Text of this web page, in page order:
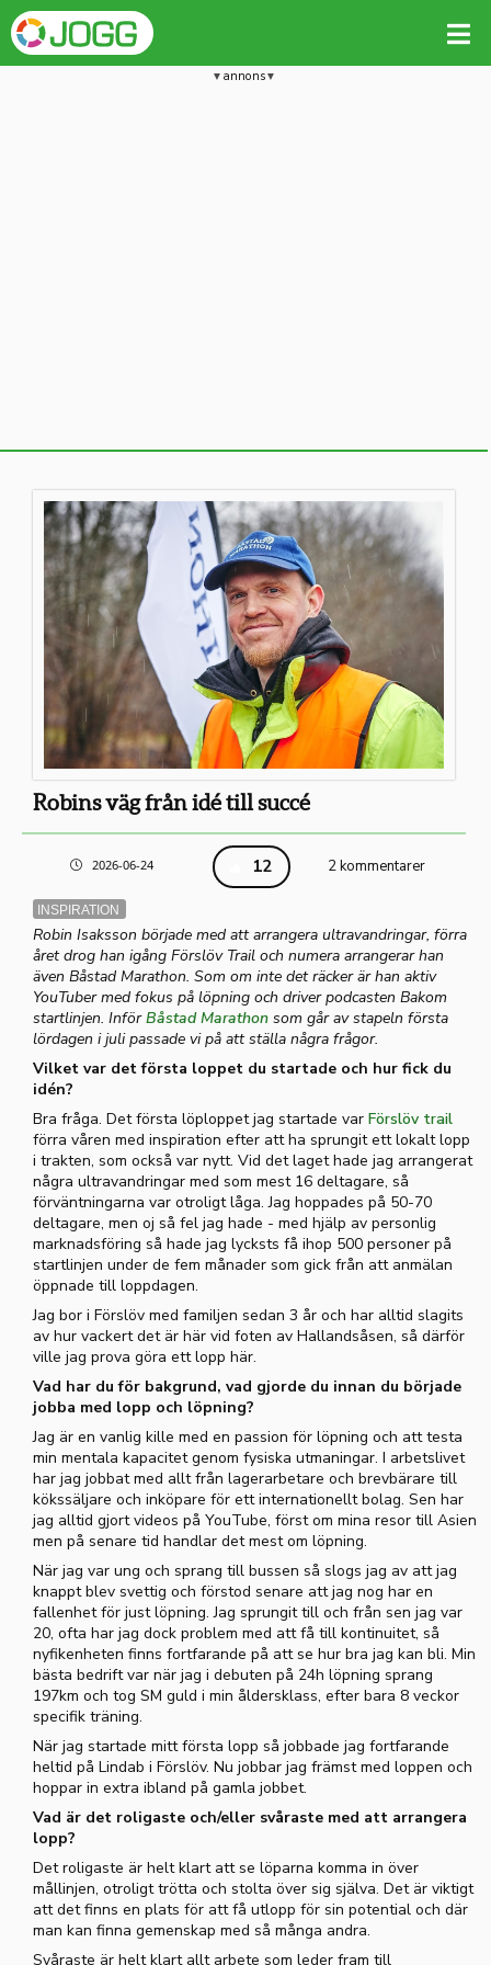
annons
Robins väg från idé till succé
2026-06-24 12 2 kommentarer
INSPIRATION
Robin Isaksson började med att arrangera ultravandringar, förra
året drog han igång Förslöv Trail och numera arrangerar han
även Båstad Marathon. Som om inte det räcker är han aktiv
YouTuber med fokus på löpning och driver podcasten Bakom
startlinjen. InförBåstad Marathon som går av stapeln första
lördagen i juli passade vi på att ställa några frågor.
Vilket var det första loppet du startade och hur fick du
idén?
Bra fråga. Det första löploppet jag startade var Förslöv trail
förra våren med inspiration efter att ha sprungit ett lokalt lopp
i trakten, som också var nytt. Vid det laget hade jag arrangerat
några ultravandringar med som mest 16 deltagare, så
förväntningarna var otroligt låga. Jag hoppades på 50-70
deltagare, men oj så fel jag hade - med hjälp av personlig
marknadsföring så hade jag lycksts få ihop 500 personer på
startlinjen under de fem månader som gick från att anmälan
öppnade till loppdagen.
Jag bor i Förslöv med familjen sedan 3 år och har alltid slagits
av hur vackert det är här vid foten av Hallandsåsen, så därför
ville jag prova göra ett lopp här.
Vad har du för bakgrund, vad gjorde du innan du började
jobba med lopp och löpning?
Jag är en vanlig kille med en passion för löpning och att testa
min mentala kapacitet genom fysiska utmaningar. I arbetslivet
har jag jobbat med allt från lagerarbetare och brevbärare till
kökssäljare och inköpare för ett internationellt bolag. Sen har
jag alltid gjort videos på YouTube, först om mina resor till Asien
men på senare tid handlar det mest om löpning.
När jag var ung och sprang till bussen så slogs jag av att jag
knappt blev svettig och förstod senare att jag nog har en
fallenhet för just löpning. Jag sprungit till och från sen jag var
20, ofta har jag dock problem med att få till kontinuitet, så
nyfikenheten finns fortfarande på att se hur bra jag kan bli. Min
bästa bedrift var när jag i debuten på 24h löpning sprang
197km och tog SM guld i min åldersklass, efter bara 8 veckor
specifik träning.
När jag startade mitt första lopp så jobbade jag fortfarande
heltid på Lindab i Förslöv. Nu jobbar jag främst med loppen och
hoppar in extra ibland på gamla jobbet.
Vad är det roligaste och/eller svåraste med att arrangera
lopp?
Det roligaste är helt klart att se löparna komma in över
mållinjen, otroligt trötta och stolta över sig själva. Det är viktigt
att det finns en plats för att få utlopp för sin potential och där
man kan finna gemenskap med så många andra.
Svåraste är helt klart allt arbete som leder fram till